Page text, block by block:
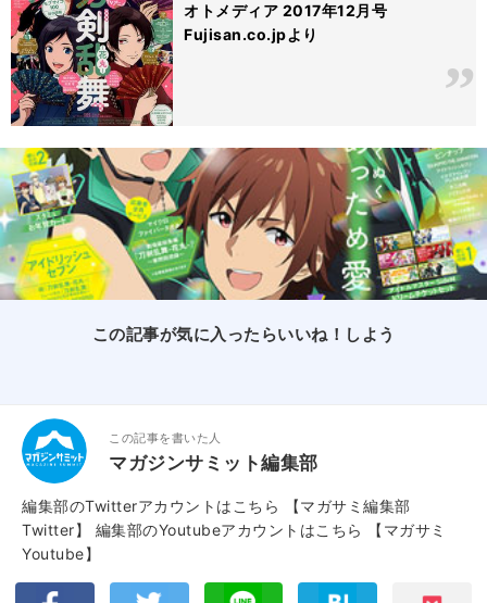
オトメディア 2017年12月号
Fujisan.co.jpより
この記事が気に入ったらいいね！しよう
この記事を書いた人
マガジンサミット編集部
編集部のTwitterアカウントはこちら
【マガサミ編集部
Twitter】
編集部のYoutubeアカウントはこちら
【マガサミ
Youtube】